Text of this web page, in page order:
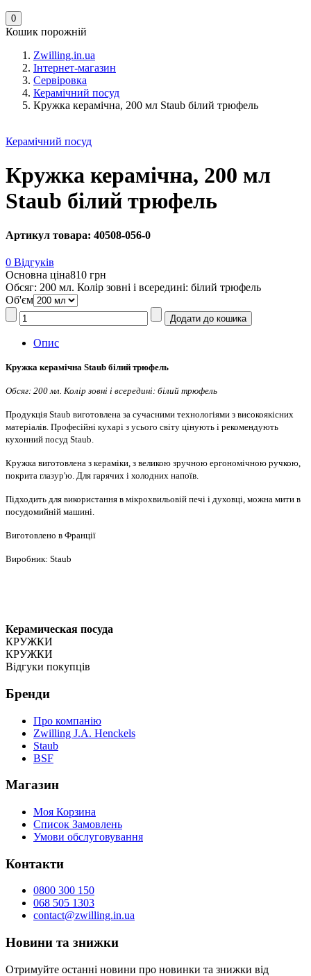
0
Кошик порожній
Zwilling.in.ua
Інтернет-магазин
Сервіровка
Керамічний посуд
Кружка керамічна, 200 мл Staub білий трюфель
Керамічний посуд
Кружка керамічна, 200 мл
Staub білий трюфель
Артикул товара: 40508-056-0
0 Відгуків
Основна ціна810 грн
Обсяг: 200 мл. Колір зовні і всередині: білий трюфель
Об'єм
Опис
Кружка керамічна Staub білий трюфель
Обсяг: 200 мл. Колір зовні і всередині: білий трюфель
Продукція Staub виготовлена за сучасними технологіями з високоякісних
матеріалів. Професійні кухарі з усього світу цінують і рекомендують
кухонний посуд Staub.
Кружка виготовлена з кераміки, з великою зручною ергономічною ручкою,
покрита глазур'ю. Для гарячих і холодних напоїв.
Підходить для використання в мікрохвильовій печі і духовці, можна мити в
посудомийній машині.
Виготовлено в Франції
Виробник: Staub
Керамическая посуда
КРУЖКИ
КРУЖКИ
Відгуки покупців
Бренди
Про компанію
Zwilling J.A. Henckels
Staub
BSF
Магазин
Моя Корзина
Список Замовлень
Умови обслуговування
Контакти
0800 300 150
068 505 1303
contact@zwilling.in.ua
Новини та знижки
Отримуйте останні новини про новинки та знижки від